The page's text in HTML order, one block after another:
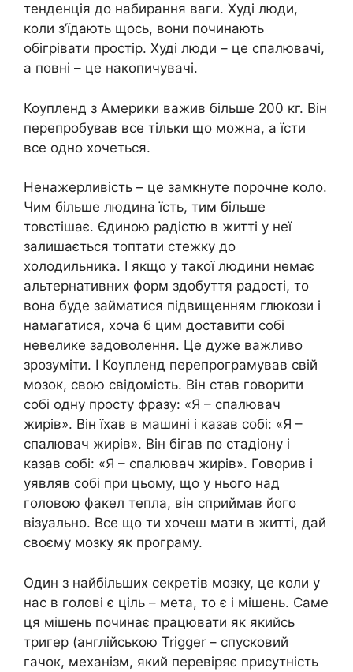
тенденція до набирання ваги. Худі люди,
коли з’їдають щось, вони починають
обігрівати простір. Худі люди – це спалювачі,
а повні – це накопичувачі.
Коупленд з Америки важив більше 200 кг. Він
перепробував все тільки що можна, а їсти
все одно хочеться.
Ненажерливість – це замкнуте порочне коло.
Чим більше людина їсть, тим більше
товстішає. Єдиною радістю в житті у неї
залишається топтати стежку до
холодильника. І якщо у такої людини немає
альтернативних форм здобуття радості, то
вона буде займатися підвищенням глюкози і
намагатися, хоча б цим доставити собі
невелике задоволення. Це дуже важливо
зрозуміти. І Коупленд перепрограмував свій
мозок, свою свідомість. Він став говорити
собі одну просту фразу: «Я – спалювач
жирів». Він їхав в машині і казав собі: «Я –
спалювач жирів». Він бігав по стадіону і
казав собі: «Я – спалювач жирів». Говорив і
уявляв собі при цьому, що у нього над
головою факел тепла, він сприймав його
візуально. Все що ти хочеш мати в житті, дай
своєму мозку як програму.
Один з найбільших секретів мозку, це коли у
нас в голові є ціль – мета, то є і мішень. Саме
ця мішень починає працювати як якийсь
тригер (англійською Trigger – спусковий
гачок, механізм, який перевіряє присутність